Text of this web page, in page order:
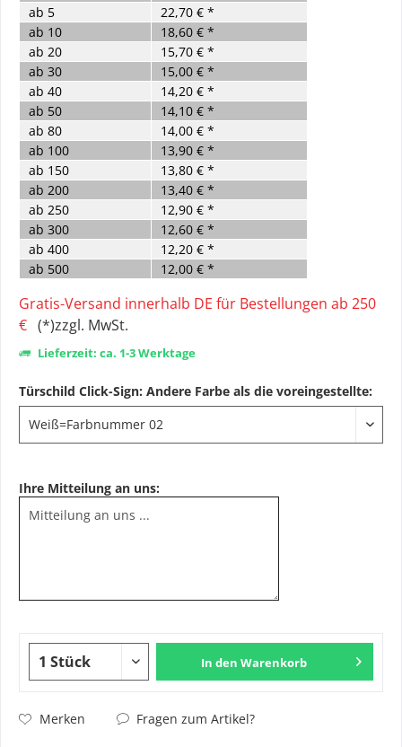
ab 5
22,70 € *
ab 10
18,60 € *
ab 20
15,70 € *
ab 30
15,00 € *
ab 40
14,20 € *
ab 50
14,10 € *
ab 80
14,00 € *
ab 100
13,90 € *
ab 150
13,80 € *
ab 200
13,40 € *
ab 250
12,90 € *
ab 300
12,60 € *
ab 400
12,20 € *
ab 500 12,00 € *
Gratis-Versand innerhalb DE für Bestellungen ab 250
€ (*)zzgl. MwSt.
Lieferzeit: ca. 1-3 Werktage
Türschild Click-Sign: Andere Farbe als die voreingestellte:
Ihre Mitteilung an uns:
In den Warenkorb
Merken Fragen zum Artikel?